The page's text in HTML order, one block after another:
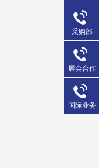
采购部
展会合作
国际业务